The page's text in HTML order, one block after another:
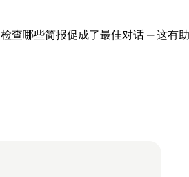
检查哪些简报促成了最佳对话 — 这有